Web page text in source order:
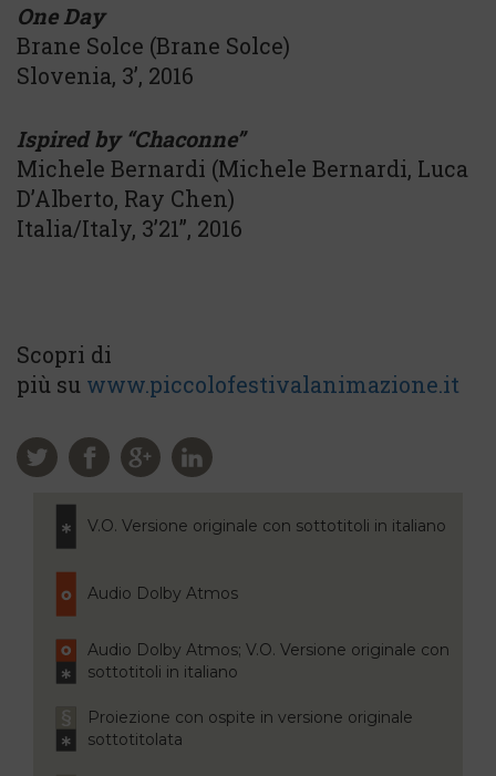
One Day
Brane Solce (Brane Solce)
Slovenia, 3’, 2016
Ispired by “Chaconne”
Michele Bernardi (Michele Bernardi, Luca
D’Alberto, Ray Chen)
Italia/Italy, 3’21’’, 2016
Scopri di
più su www.piccolofestivalanimazione.it
V.O. Versione originale con sottotitoli in italiano
Audio Dolby Atmos
Audio Dolby Atmos; V.O. Versione originale con
sottotitoli in italiano
Proiezione con ospite in versione originale
sottotitolata